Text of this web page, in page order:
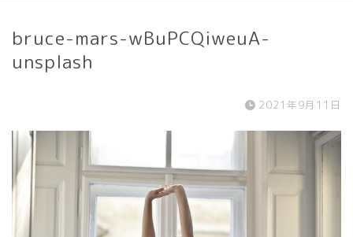
bruce-mars-wBuPCQiweuA-
unsplash
2021年9月11日